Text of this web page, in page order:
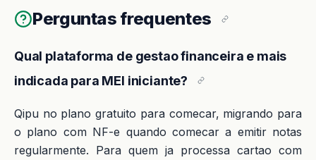
Perguntas frequentes
Qual plataforma de gestao financeira e mais
indicada para MEI iniciante?
Qipu no plano gratuito para comecar, migrando para
o plano com NF-e quando comecar a emitir notas
regularmente. Para quem ja processa cartao com